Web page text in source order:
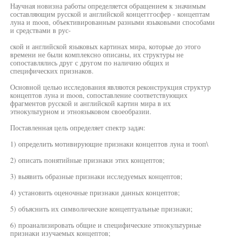
Научная новизна работы определяется обращением к значимым
составляющим русской и английской концегггосфер - концептам
луна и moon, объективированным разными языковыми способами
и средствами в рус-
ской и английской языковых картинах мира, которые до этого
времени не были комплексно описаны, их структуры не
сопоставлялись друг с другом по наличию общих и
специфических признаков.
Основной целью исследования являются реконструкция структур
концептов луна и moon, сопоставление соответствующих
фрагментов русской и английской картин мира в их
этнокультурном и этноязыковом своеобразии.
Поставленная цель определяет спектр задач:
1) определить мотивирующие признаки концептов луна и тооп\
2) описать понятийные признаки этих концептов;
3) выявить образные признаки исследуемых концептов;
4) установить оценочные признаки данных концептов;
5) объяснить их символические концептуальные признаки;
6) проанализировать общие и специфические этнокультурные
признаки изучаемых концептов;